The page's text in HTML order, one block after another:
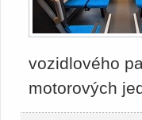
vozidlového
motorových